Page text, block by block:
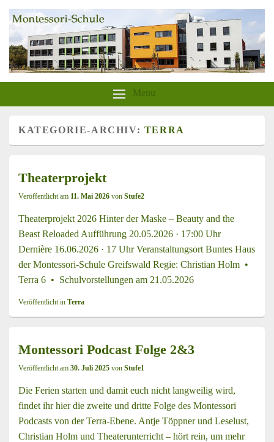
Montessori-Schule-Greifswald
Menu
KATEGORIE-ARCHIV: TERRA
Theaterprojekt
Veröffentlicht am 11. Mai 2026 von Stufe2
Theaterprojekt 2026 Hinter der Maske – Beauty and the
Beast Reloaded Aufführung 20.05.2026 · 17:00 Uhr
Dernière 16.06.2026 · 17 Uhr Veranstaltungsort Buntes Haus
der Montessori-Schule Greifswald Regie: Christian Holm •
Terra 6 • Schulvorstellungen am 21.05.2026
Veröffentlicht in Terra
Montessori Podcast Folge 2&3
Veröffentlicht am 30. Juli 2025 von Stufe1
Die Ferien starten und damit euch nicht langweilig wird,
findet ihr hier die zweite und dritte Folge des Montessori
Podcasts von der Terra-Ebene. Antje Töppner und Leselust,
Christian Holm und Theaterunterricht – hört rein, um mehr